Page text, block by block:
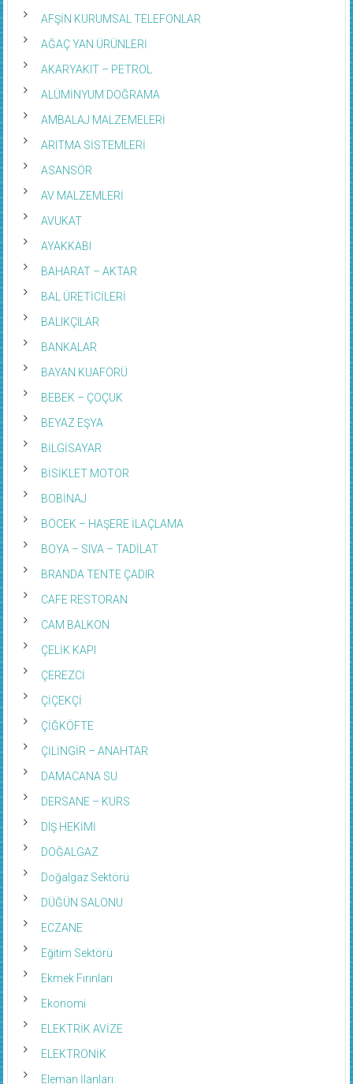
AFŞİN KURUMSAL TELEFONLAR
AĞAÇ YAN ÜRÜNLERİ
AKARYAKIT – PETROL
ALÜMİNYUM DOĞRAMA
AMBALAJ MALZEMELERİ
ARITMA SİSTEMLERİ
ASANSÖR
AV MALZEMLERİ
AVUKAT
AYAKKABI
BAHARAT – AKTAR
BAL ÜRETİCİLERİ
BALIKÇILAR
BANKALAR
BAYAN KUAFÖRÜ
BEBEK – ÇOÇUK
BEYAZ EŞYA
BİLGİSAYAR
BİSİKLET MOTOR
BOBİNAJ
BÖCEK – HAŞERE İLAÇLAMA
BOYA – SIVA – TADİLAT
BRANDA TENTE ÇADIR
CAFE RESTORAN
CAM BALKON
ÇELİK KAPI
ÇEREZCİ
ÇİÇEKÇİ
ÇİĞKÖFTE
ÇİLİNGİR – ANAHTAR
DAMACANA SU
DERSANE – KURS
DIŞ HEKİMİ
DOĞALGAZ
Doğalgaz Sektörü
DÜĞÜN SALONU
ECZANE
Eğitim Sektörü
Ekmek Fırınları
Ekonomi
ELEKTRİK AVİZE
ELEKTRONİK
Eleman İlanları